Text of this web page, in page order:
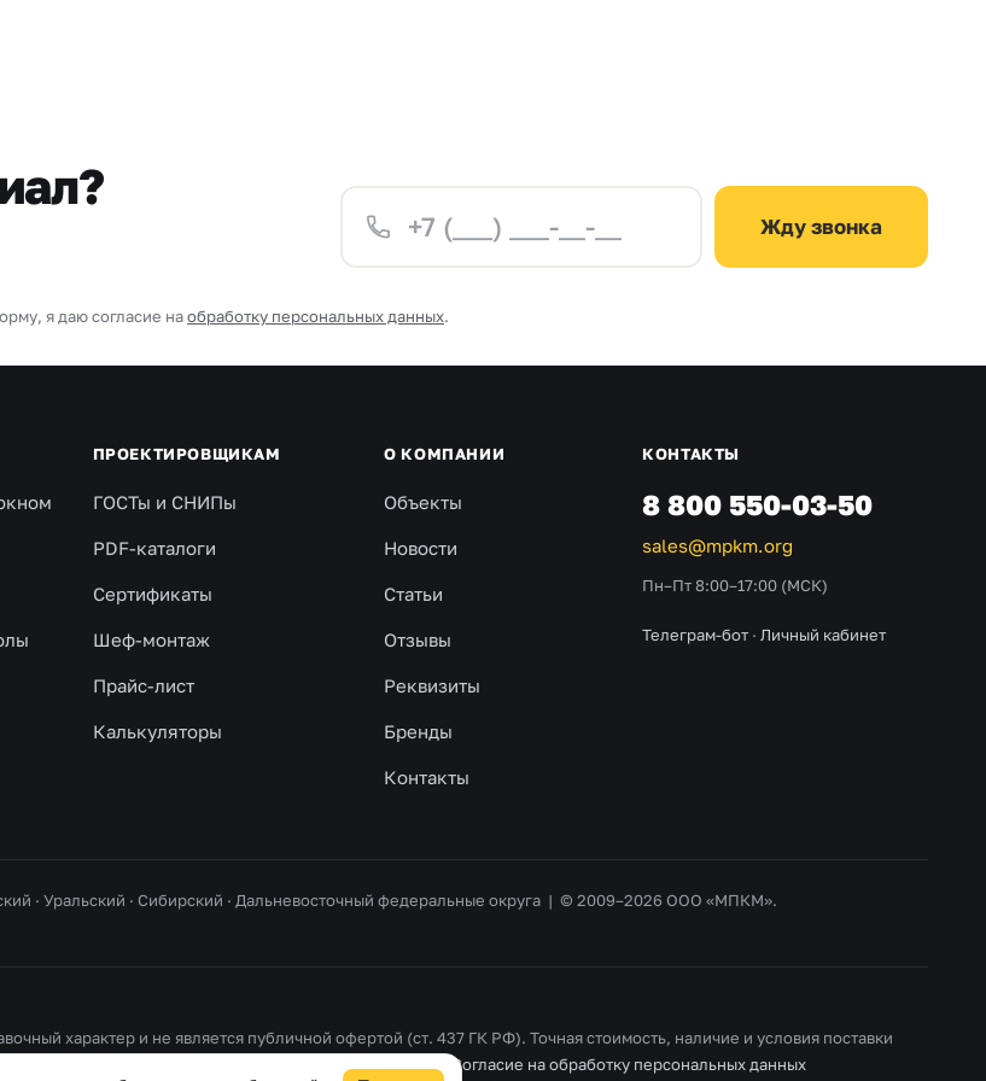
Жду звонка
я даю согласие наобработку персональных данных.
ПРОЕКТИРОВЩИКАМ
ГОСТы и СНИПы
PDF-каталоги
Сертификаты
Шеф-монтаж
Прайс-лист
Калькуляторы
О КОМПАНИИ
Объекты
Новости
Статьи
Отзывы
Реквизиты
Бренды
Контакты
КОНТАКТЫ
8 800 550-03-50
sales@mpkm.org
Пн–Пт 8:00–17:00 (МСК)
Телеграм-бот · Личный кабинет
· Уральский · Сибирский · Дальневосточный федеральные округа | © 2009–2026 ООО «МПКМ».
характер и не является публичной офертой (ст. 437 ГК РФ). Точная стоимость, наличие и условия поставки
их правообладателям.
Согласие на обработку персональных данных